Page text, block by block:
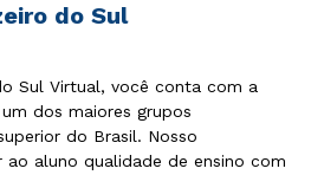
do Sul
Sul Virtual, você conta com a
dos maiores grupos
do Brasil. Nosso
aluno qualidade de ensino com